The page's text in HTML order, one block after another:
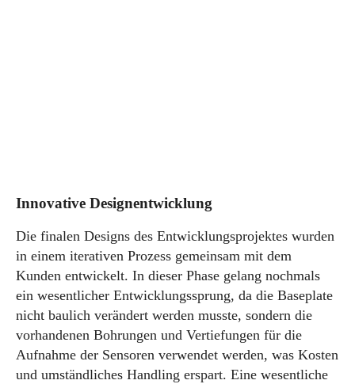
Innovative Designentwicklung
Die finalen Designs des Entwicklungsprojektes wurden
in einem iterativen Prozess gemeinsam mit dem
Kunden entwickelt. In dieser Phase gelang nochmals
ein wesentlicher Entwicklungssprung, da die Baseplate
nicht baulich verändert werden musste, sondern die
vorhandenen Bohrungen und Vertiefungen für die
Aufnahme der Sensoren verwendet werden, was Kosten
und umständliches Handling erspart. Eine wesentliche